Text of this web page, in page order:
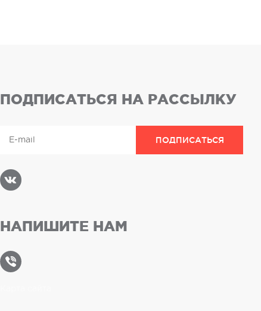
ПОДПИСАТЬСЯ НА РАССЫЛКУ
НАПИШИТЕ НАМ